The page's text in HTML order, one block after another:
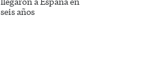
seis años